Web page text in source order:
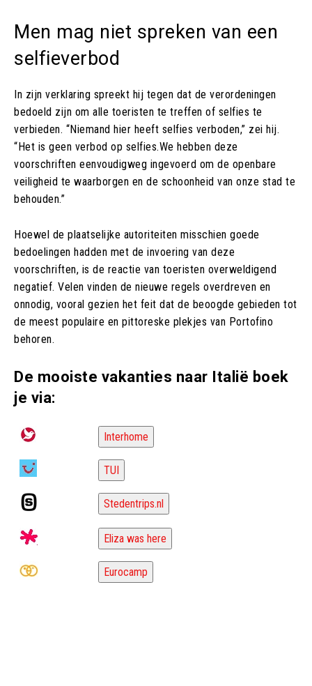
Men mag niet spreken van een
selfieverbod
In zijn verklaring spreekt hij tegen dat de verordeningen
bedoeld zijn om alle toeristen te treffen of selfies te
verbieden. “Niemand hier heeft selfies verboden,” zei hij.
“Het is geen verbod op selfies.We hebben deze
voorschriften eenvoudigweg ingevoerd om de openbare
veiligheid te waarborgen en de schoonheid van onze stad te
behouden.”
Hoewel de plaatselijke autoriteiten misschien goede
bedoelingen hadden met de invoering van deze
voorschriften, is de reactie van toeristen overweldigend
negatief. Velen vinden de nieuwe regels overdreven en
onnodig, vooral gezien het feit dat de beoogde gebieden tot
de meest populaire en pittoreske plekjes van Portofino
behoren.
De mooiste vakanties naar Italië boek
je via:
Interhome
TUI
Stedentrips.nl
Eliza was here
Eurocamp